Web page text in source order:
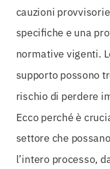
cauzioni
specifiche e una
normative vigenti.
supporto possono
rischio di perdere
Ecco perché è
settore che
l’intero processo,